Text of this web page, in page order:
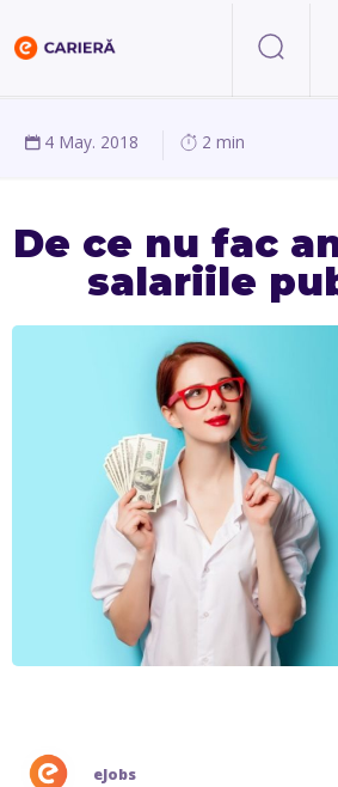
4 May. 2018 2 min
De ce nu fac
salariile
eJobs